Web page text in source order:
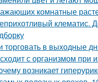
комнатные
клематис.
торговать в выходные
с организмом при
возникает